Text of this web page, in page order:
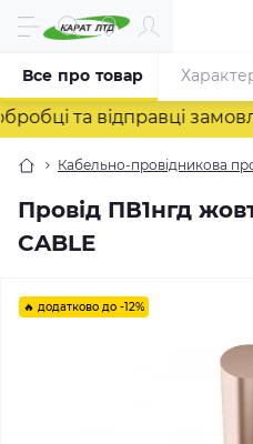
та відправці
Кабельно-провідникова
Провід ПВ1нгд
CABLE
Все про товар
🔥 додатково до -12%